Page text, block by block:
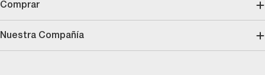
Comprar
Nuestra Compañía